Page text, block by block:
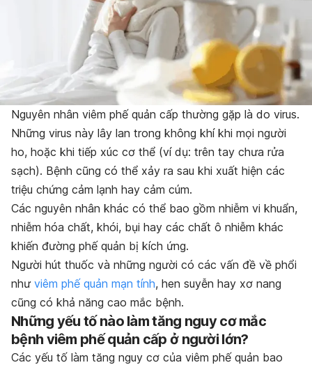
Nguyên nhân viêm phế quản cấp thường gặp là do virus.
Những virus này lây lan trong không khí khi mọi người
ho, hoặc khi tiếp xúc cơ thể (ví dụ: trên tay chưa rửa
sạch). Bệnh cũng có thể xảy ra sau khi xuất hiện các
triệu chứng cảm lạnh hay cảm cúm.
Các nguyên nhân khác có thể bao gồm nhiễm vi khuẩn,
nhiễm hóa chất, khói, bụi hay các chất ô nhiễm khác
khiến đường phế quản bị kích ứng.
Người hút thuốc và những người có các vấn đề về phổi
như viêm phế quản mạn tính, hen suyễn hay xơ nang
cũng có khả năng cao mắc bệnh.
Những yếu tố nào làm tăng nguy cơ mắc
bệnh viêm phế quản cấp ở người lớn?
Các yếu tố làm tăng nguy cơ của viêm phế quản bao